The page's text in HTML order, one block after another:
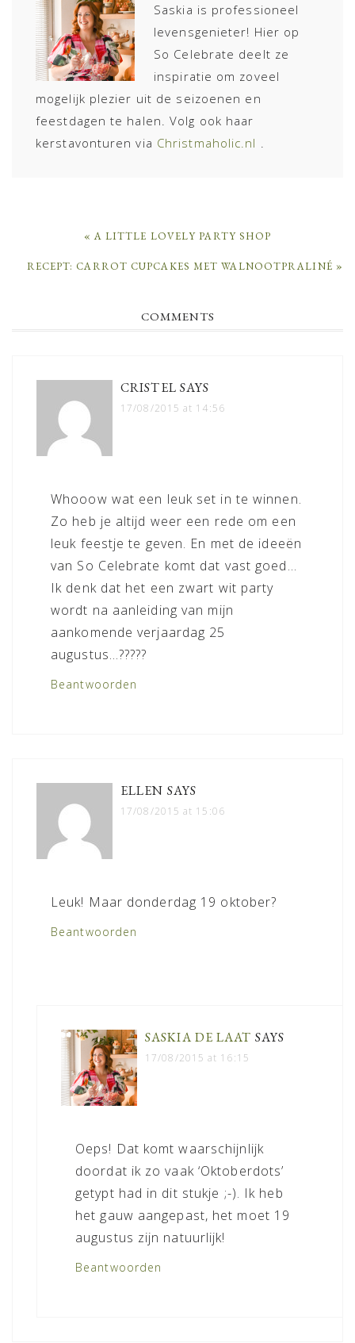
Saskia is professioneel
levensgenieter! Hier op
So Celebrate deelt ze
inspiratie om zoveel
mogelijk plezier uit de seizoenen en
feestdagen te halen. Volg ook haar
kerstavonturen via Christmaholic.nl
PREVIOUS
« A LITTLE LOVELY PARTY SHOP
NEXT
RECEPT: CARROT CUPCAKES MET WALNOOTPRALINÉ »
COMMENTS
CRISTEL SAYS
17/08/2015 at 14:56
Whooow wat een leuk set in te winnen.
Zo heb je altijd weer een rede om een
leuk feestje te geven. En met de ideeën
van So Celebrate komt dat vast goed…
Ik denk dat het een zwart wit party
wordt na aanleiding van mijn
aankomende verjaardag 25
augustus…?????
Beantwoorden
ELLEN SAYS
17/08/2015 at 15:06
Leuk! Maar donderdag 19 oktober?
Beantwoorden
SASKIA DE LAAT SAYS
17/08/2015 at 16:15
Oeps! Dat komt waarschijnlijk
doordat ik zo vaak ‘Oktoberdots’
getypt had in dit stukje ;-). Ik heb
het gauw aangepast, het moet 19
augustus zijn natuurlijk!
Beantwoorden